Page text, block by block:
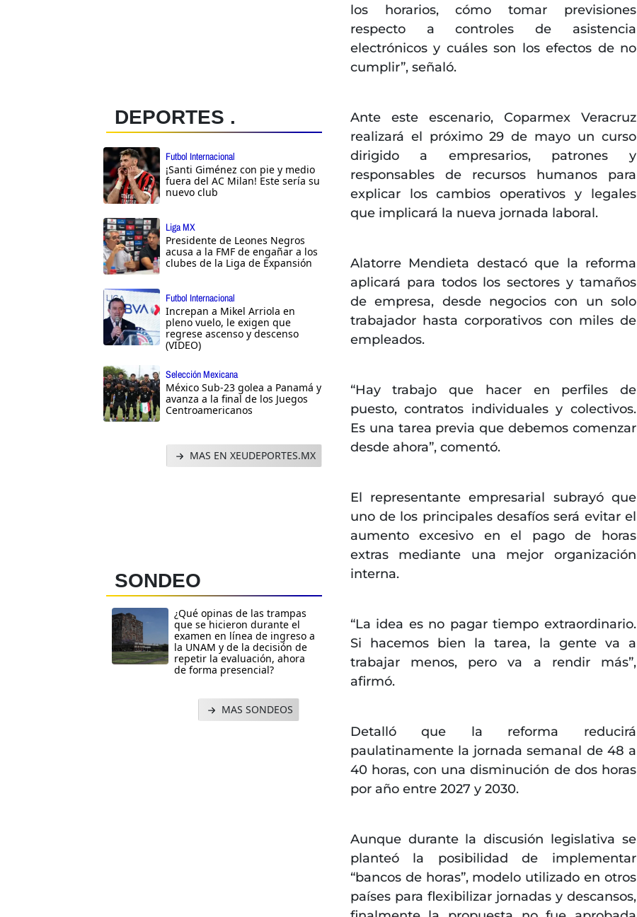
DEPORTES .
Futbol Internacional
¡Santi Giménez con pie y medio
fuera del AC Milan! Este sería su
nuevo club
Liga MX
Presidente de Leones Negros
acusa a la FMF de engañar a los
clubes de la Liga de Expansión
Futbol Internacional
Increpan a Mikel Arriola en
pleno vuelo, le exigen que
regrese ascenso y descenso
(VIDEO)
Selección Mexicana
México Sub-23 golea a Panamá y
avanza a la final de los Juegos
Centroamericanos
MAS EN XEUDEPORTES.MX
SONDEO
¿Qué opinas de las trampas
que se hicieron durante el
examen en línea de ingreso a
la UNAM y de la decisión de
repetir la evaluación, ahora
de forma presencial?
MAS SONDEOS
los horarios, cómo tomar previsiones
respecto a controles de asistencia
electrónicos y cuáles son los efectos de no
cumplir”, señaló.
Ante este escenario, Coparmex Veracruz
realizará el próximo 29 de mayo un curso
dirigido a empresarios, patrones y
responsables de recursos humanos para
explicar los cambios operativos y legales
que implicará la nueva jornada laboral.
Alatorre Mendieta destacó que la reforma
aplicará para todos los sectores y tamaños
de empresa, desde negocios con un solo
trabajador hasta corporativos con miles de
empleados.
“Hay trabajo que hacer en perfiles de
puesto, contratos individuales y colectivos.
Es una tarea previa que debemos comenzar
desde ahora”, comentó.
El representante empresarial subrayó que
uno de los principales desafíos será evitar el
aumento excesivo en el pago de horas
extras mediante una mejor organización
interna.
“La idea es no pagar tiempo extraordinario.
Si hacemos bien la tarea, la gente va a
trabajar menos, pero va a rendir más”,
afirmó.
Detalló que la reforma reducirá
paulatinamente la jornada semanal de 48 a
40 horas, con una disminución de dos horas
por año entre 2027 y 2030.
Aunque durante la discusión legislativa se
planteó la posibilidad de implementar
“bancos de horas”, modelo utilizado en otros
países para flexibilizar jornadas y descansos,